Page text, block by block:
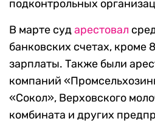
подконтрольных
В марте сударестовал
банковских счетах, кроме
зарплаты. Также были
компаний
«Сокол», Верховского
комбината и других